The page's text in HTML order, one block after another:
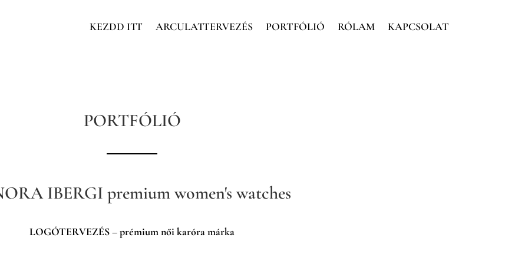
KEZDD ITT ARCULATTERVEZÉS PORTFÓLIÓ RÓLAM KAPCSOLAT
PORTFÓLIÓ
IBERGI premium women's watches
LOGÓTERVEZÉS – prémium női karóra márka